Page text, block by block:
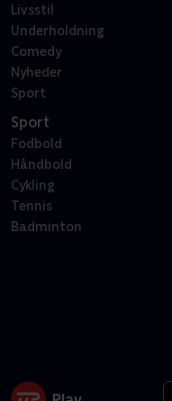
Livsstil
Underholdning
Comedy
Nyheder
Sport
Sport
Fodbold
Håndbold
Cykling
Tennis
Badminton